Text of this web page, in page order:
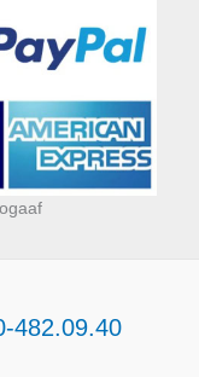
482.09.40